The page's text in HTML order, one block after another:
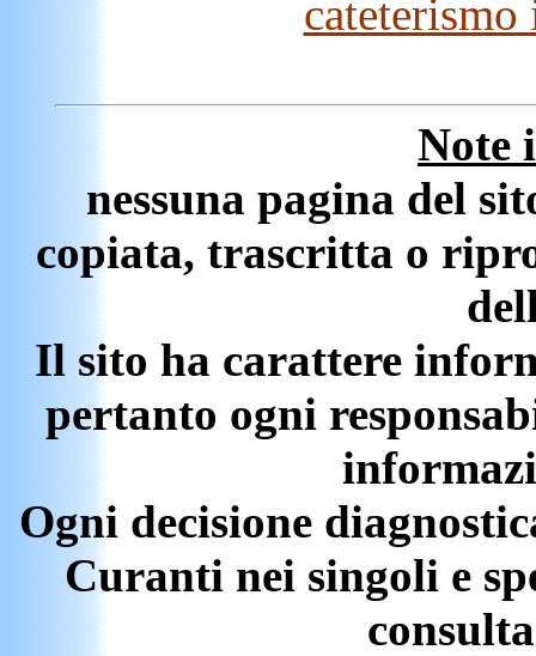
cateterismo
Note
nessuna pagina del
copiata, trascritta o
Il sito ha carattere
pertanto ogni
Ogni decisione
Curanti nei singoli e